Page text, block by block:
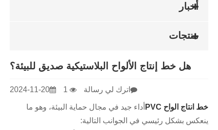
أخبار
منتجات
هل خط إنتاج الألواح البلاستيكية صديق للبيئة؟
2024-11-20 اترك لي رسالة
خط انتاج الواح PVC
أداء جيد في مجال حماية البيئة، وهو ما
ينعكس بشكل رئيسي في الجوانب التالية: